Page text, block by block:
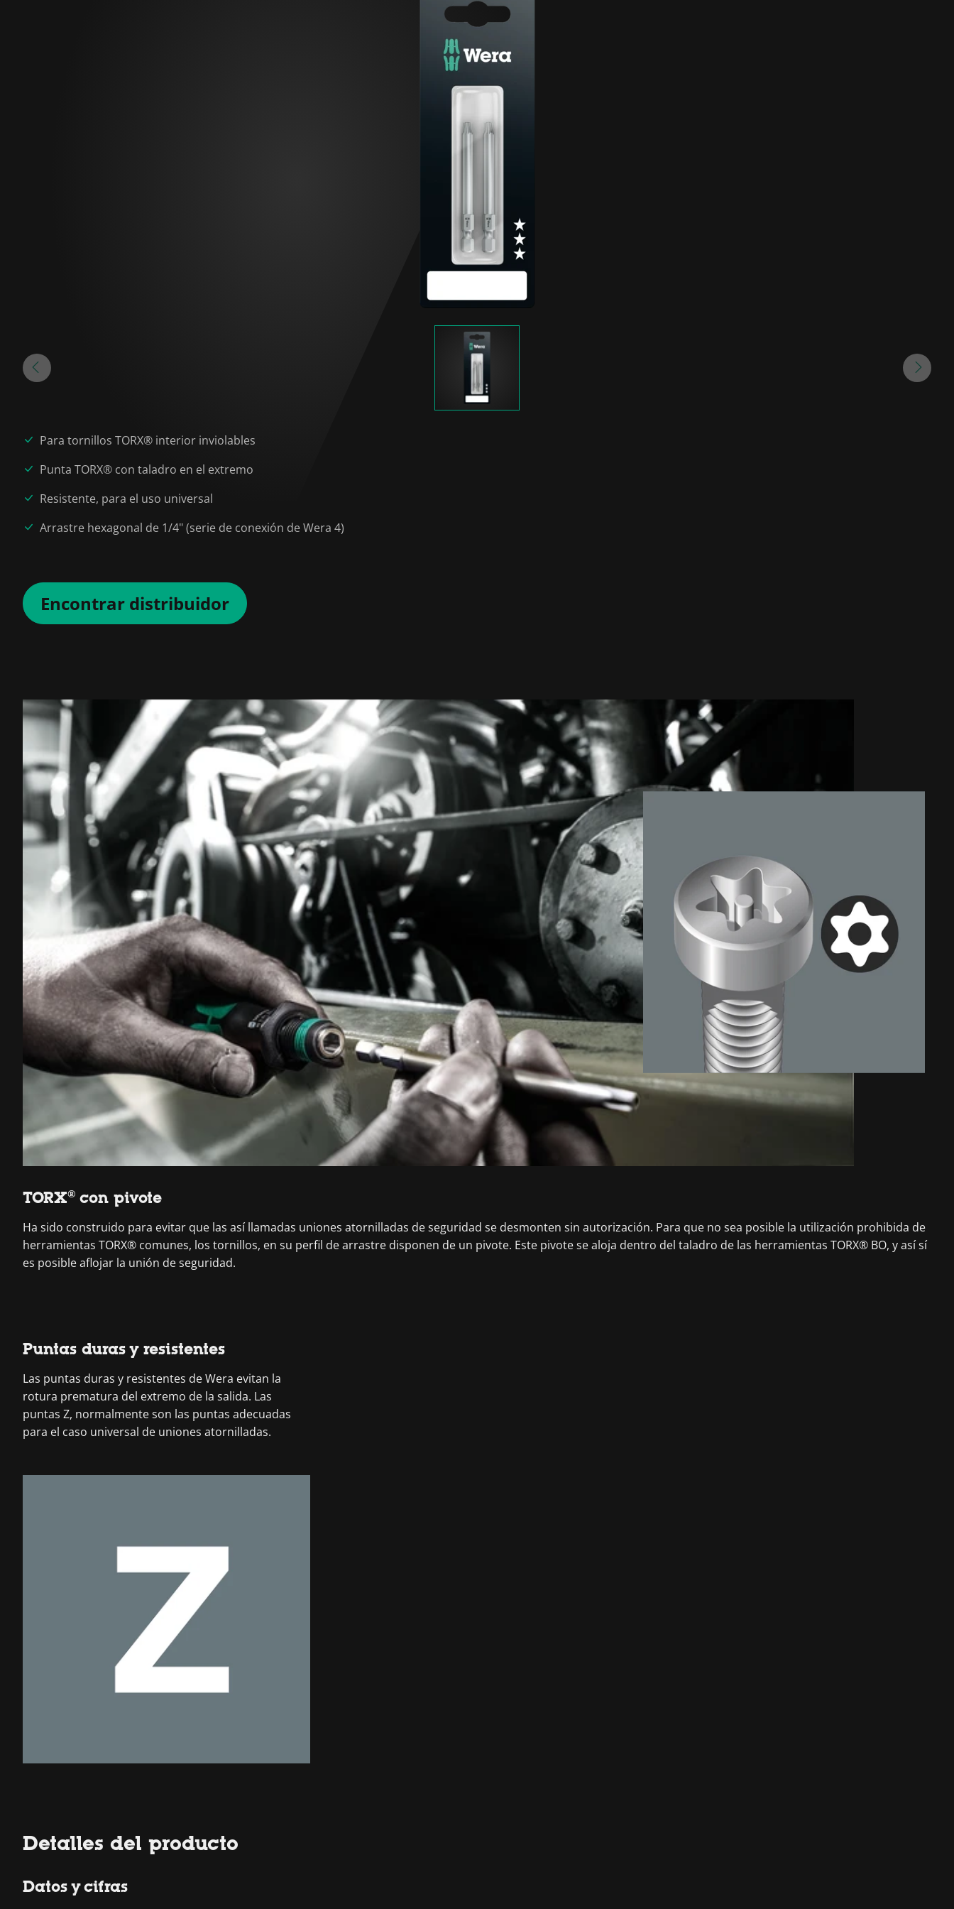
Para tornillos TORX® interior inviolables
Punta TORX® con taladro en el extremo
Resistente, para el uso universal
Arrastre hexagonal de 1/4" (serie de conexión de Wera 4)
Encontrar distribuidor
TORX® con pivote
Ha sido construido para evitar que las así llamadas uniones atornilladas de seguridad se desmonten sin autorización. Para que no sea posible la utilización prohibida de
herramientas TORX® comunes, los tornillos, en su perfil de arrastre disponen de un pivote. Este pivote se aloja dentro del taladro de las herramientas TORX® BO, y así sí
es posible aflojar la unión de seguridad.
Puntas duras y resistentes
Las puntas duras y resistentes de Wera evitan la
rotura prematura del extremo de la salida. Las
puntas Z, normalmente son las puntas adecuadas
para el caso universal de uniones atornilladas.
Detalles del producto
Datos y cifras